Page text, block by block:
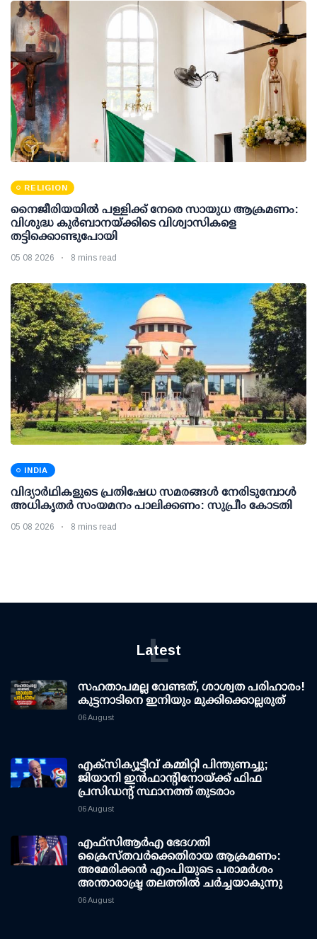
RELIGION
നൈജീരിയയിൽ പള്ളിക്ക് നേരെ സായുധ ആക്രമണം:
വിശുദ്ധ കുർബാനയ്ക്കിടെ വിശ്വാസികളെ
തട്ടിക്കൊണ്ടുപോയി
05 08 2026 8 mins read
INDIA
വിദ്യാര്‍ഥികളുടെ പ്രതിഷേധ സമരങ്ങള്‍ നേരിടുമ്പോള്‍
അധികൃതര്‍ സംയമനം പാലിക്കണം: സുപ്രീം കോടതി
05 08 2026 8 mins read
Latest
L
സഹതാപമല്ല വേണ്ടത്, ശാശ്വത പരിഹാരം!
കുട്ടനാടിനെ ഇനിയും മുക്കിക്കൊല്ലരുത്
06 August
എക്സിക്യൂട്ടീവ് കമ്മിറ്റി പിന്തുണച്ചു;
ജിയാനി ഇന്‍ഫാന്റിനോയ്ക്ക് ഫിഫ
പ്രസിഡന്റ് സ്ഥാനത്ത് തുടരാം
06 August
എഫ്‌സി‌ആര്‍‌എ ഭേദഗതി
ക്രൈസ്തവർക്കെതിരായ ആക്രമണം:
അമേരിക്കൻ എംപിയുടെ പരാമർശം
അന്താരാഷ്ട്ര തലത്തിൽ ചർച്ചയാകുന്നു
06 August